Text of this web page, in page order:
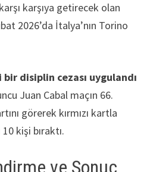
karşıya getirecek olan
2026’da İtalya’nın Torino
disiplin cezası uygulandı
Juan Cabal maçın 66.
görerek kırmızı kartla
10 kişi bıraktı.
ve Sonuç